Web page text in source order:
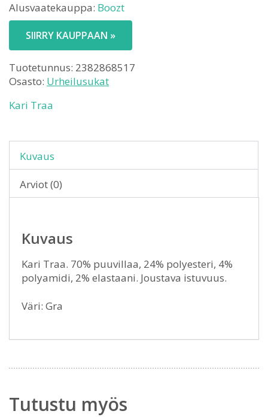
Alusvaatekauppa: Boozt
SIIRRY KAUPPAAN »
Tuotetunnus: 2382868517
Osasto: Urheilusukat
Kari Traa
Kuvaus
Arviot (0)
Kuvaus
Kari Traa. 70% puuvillaa, 24% polyesteri, 4%
polyamidi, 2% elastaani. Joustava istuvuus.
Väri: Gra
Tutustu myös